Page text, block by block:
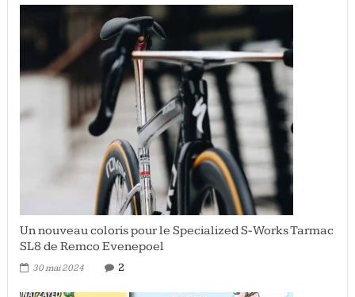
Un nouveau coloris pour le Specialized S-Works Tarmac
SL8 de Remco Evenepoel
30 mai 2024 2